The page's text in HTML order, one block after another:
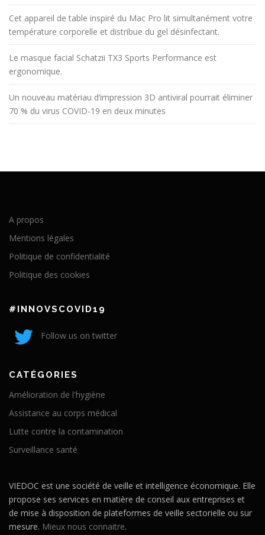
Cet appareil de table inspiré du Mac Pro lit simultanément votre
température corporelle et distribue du gel désinfectant.
Le masque facial Schatzii TX3 Sports Performance est
ergonomique.
Un nouveau matériau d’impression 3D antiviral pourrait éliminer
70 % du virus COVID-19 en deux minutes
A propos
Mentions légales
Politique de confidentialité
Politique des cookies
#INNOVSCOVID19
Follow us on twitter
CATÉGORIES
Amélioration de l'hygiène
Assistance au corps médical
Lutte contre la contamination
Surveillance santé
VIEDOC est une société de veille et intelligence économique. Elle
propose ses services en matière de conseil aux entreprises et
de mise à disposition de plateformes de veille sectorielle ou sur
mesure. Mieux nous connaitre.